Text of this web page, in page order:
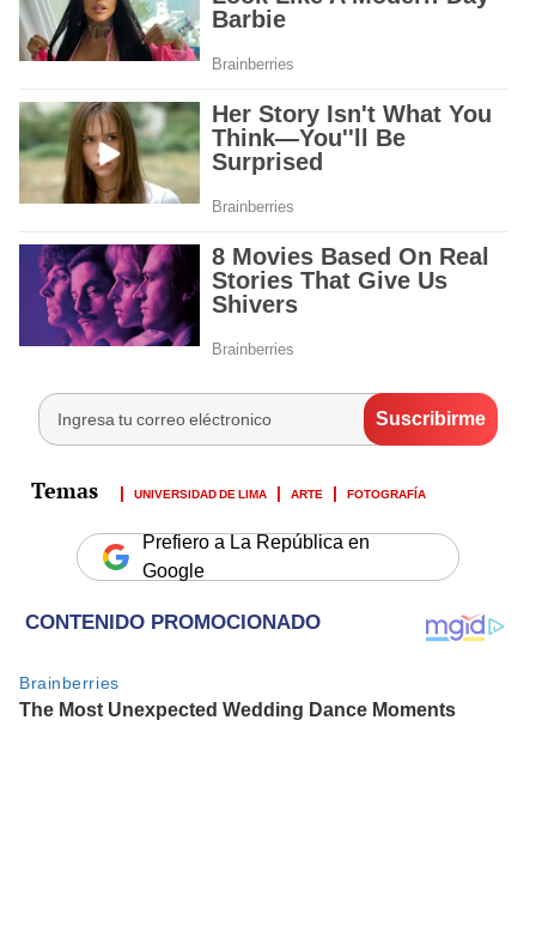
UNIVERSIDAD DE LIMA ARTE FOTOGRAFÍA
Prefiero a La República en
Google